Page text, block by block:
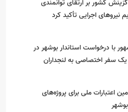
کشور بر ارتقای توانمندی
نیروهای اجرایی تأکید کرد
با درخواست استاندار بوشهر در
سفر اختصاصی به لنجداران
اعتبارات ملی برای پروژه‌های